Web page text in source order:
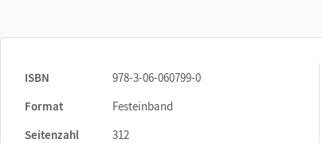
Besonderes Gewicht liegt auf Lernstrategien und
Lernstandserhebungen, Tests und Klassenarbeiten.
ISBN
978-3-06-060799-0
Format
Festeinband
Seitenzahl
312